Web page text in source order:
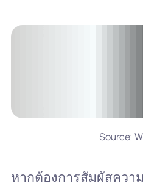
Source:
หากต้องการสัมผัสควา